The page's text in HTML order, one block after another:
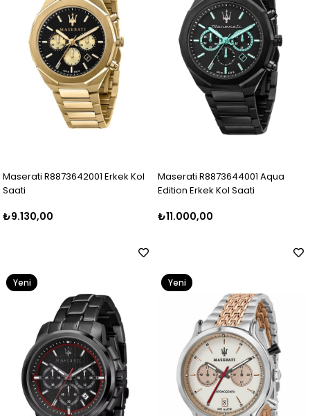
Maserati R8873642001 Erkek Kol
Saati
₺9.130,00
Maserati R8873644001 Aqua
Edition Erkek Kol Saati
₺11.000,00
Yeni
Yeni